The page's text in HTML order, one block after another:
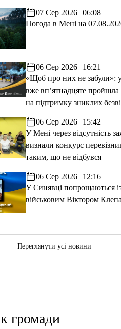
07 Сер 2026 | 06:08
Погода в Мені на
06 Сер 2026 | 16:21
«Щоб про них не забули»:
вже вп’ятнадцяте пройшла
на підтримку зниклих
06 Сер 2026 | 15:42
У Мені через відсутність
визнали конкурс
таким, що не відбувся
06 Сер 2026 | 12:16
У Синявці попрощаються
військовим Віктором
Переглянути усі новини
громади